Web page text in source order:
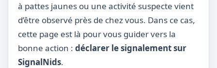
à pattes jaunes ou une activité suspecte vient
d’être observé près de chez vous. Dans ce cas,
cette page est là pour vous guider vers la
bonne action : déclarer le signalement sur
SignalNids.